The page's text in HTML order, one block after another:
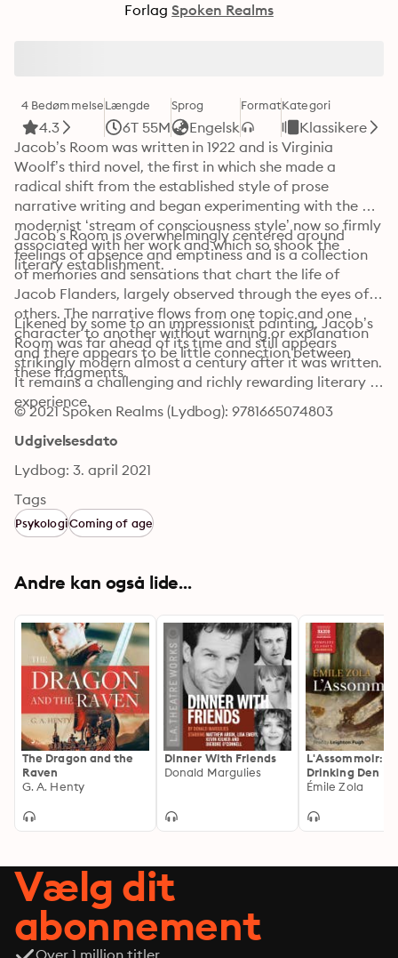
Forlag Spoken Realms
4 Bedømmelse
4.3
Længde
6T 55M
Sprog
Engelsk
FormatKategori
Klassikere
Jacob’s Room was written in 1922 and is Virginia
Woolf’s third novel, the first in which she made a
radical shift from the established style of prose
narrative writing and began experimenting with the
modernist ‘stream of consciousness style’ now so firmly
associated with her work and which so shook the
literary establishment.
Jacob’s Room is overwhelmingly centered around
feelings of absence and emptiness and is a collection
of memories and sensations that chart the life of
Jacob Flanders, largely observed through the eyes of
others. The narrative flows from one topic and one
character to another without warning or explanation
and there appears to be little connection between
these fragments.
Likened by some to an impressionist painting, Jacob’s
Room was far ahead of its time and still appears
strikingly modern almost a century after it was written.
It remains a challenging and richly rewarding literary
experience.
© 2021 Spoken Realms (Lydbog): 9781665074803
Udgivelsesdato
Lydbog: 3. april 2021
Tags
PsykologiComing of age
Andre kan også lide...
The Dragon and the
Raven
G. A. Henty
Dinner With Friends
Donald Margulies
L'Assommoir:
Drinking Den
Émile Zola
Vælg dit
abonnement
Over 1 million titler